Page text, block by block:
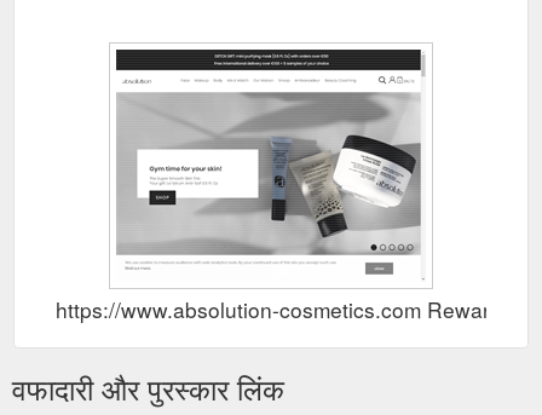
https://www.absolution-cosmetics.com Rewards
वफादारी और पुरस्कार लिंक